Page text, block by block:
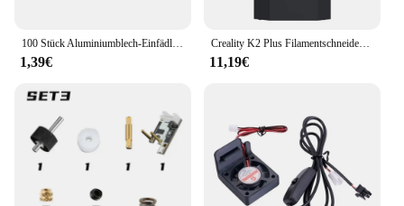
1,39€
Creality K2 Plus Filamentschneider, 10 Stück, Original, schnelle Abschaltung, hohe Haltbarkeit, schneller Ersatz für K2 Plus 3D-Druckerteile
11,19€